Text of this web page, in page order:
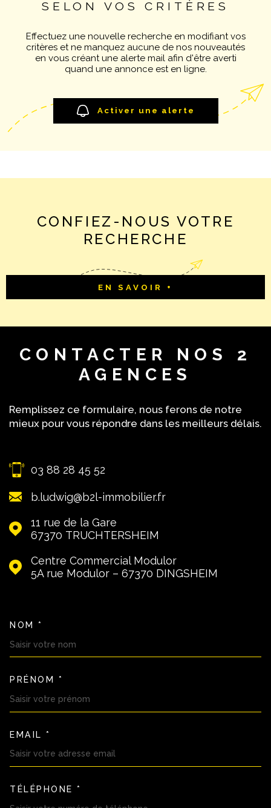
CONTACT
SELON VOS CRITÈRES
Effectuez une nouvelle recherche en modifiant vos
critères et ne manquez aucune de nos nouveautés
en vous créant une alerte mail afin d'être averti
quand une annonce est en ligne.
Activer une alerte
CONFIEZ-NOUS VOTRE
RECHERCHE
EN SAVOIR +
CONTACTER NOS 2
AGENCES
Remplissez ce formulaire, nous ferons de notre
mieux pour vous répondre dans les meilleurs délais.
03 88 28 45 52
b.ludwig@b2l-immobilier.fr
11 rue de la Gare
67370
TRUCHTERSHEIM
Centre Commercial Modulor
5A rue Modulor – 67370
DINGSHEIM
NOM *
PRÉNOM *
EMAIL *
TÉLÉPHONE *
RÉFÉRENCE
CRITÈRES SUPPLÉMENTAIRES
Piscine
Terrasse